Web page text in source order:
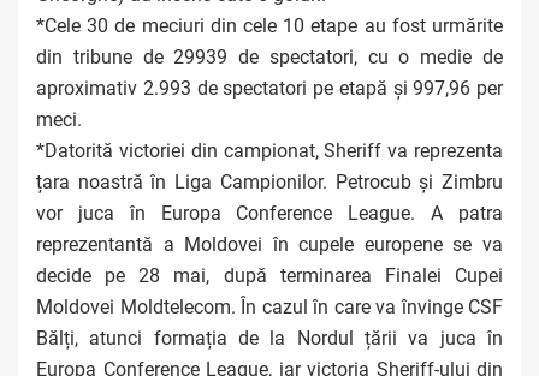
*Cele 30 de meciuri din cele 10 etape au fost urmărite
din tribune de 29939 de spectatori, cu o medie de
aproximativ 2.993 de spectatori pe etapă și 997,96 per
meci.
*Datorită victoriei din campionat, Sheriff va reprezenta
țara noastră în Liga Campionilor. Petrocub și Zimbru
vor juca în Europa Conference League. A patra
reprezentantă a Moldovei în cupele europene se va
decide pe 28 mai, după terminarea Finalei Cupei
Moldovei Moldtelecom. În cazul în care va învinge CSF
Bălți, atunci formația de la Nordul țării va juca în
Europa Conference League, iar victoria Sheriff-ului din